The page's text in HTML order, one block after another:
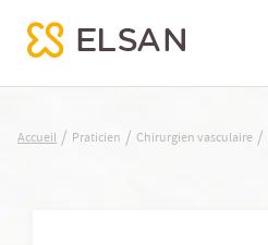
LESAGE REMI
Accueil / Praticien / Chirurgien vasculaire /